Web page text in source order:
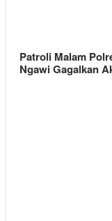
Patroli Malam
Ngawi Gagalkan